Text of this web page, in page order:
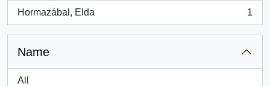
Hormazábal, Elda
, 1 results
1
Name
All